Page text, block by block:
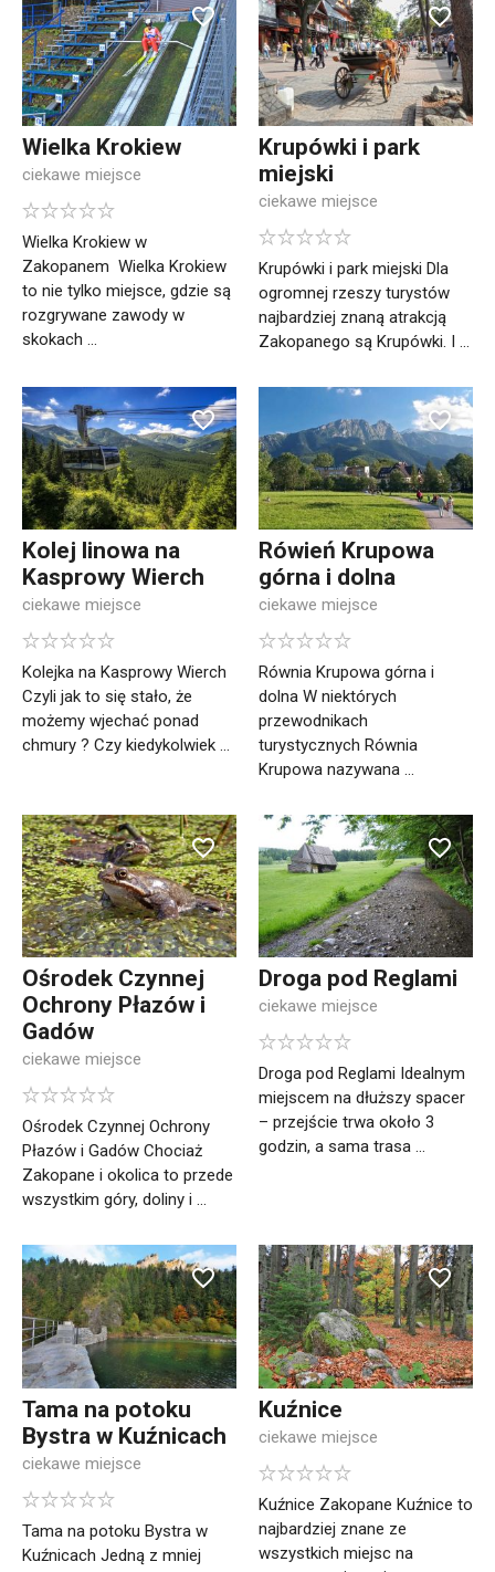
Wielka Krokiew
ciekawe miejsce
Wielka Krokiew w
Zakopanem Wielka Krokiew
to nie tylko miejsce, gdzie są
rozgrywane zawody w
skokach ...
Krupówki i park
miejski
ciekawe miejsce
Krupówki i park miejski Dla
ogromnej rzeszy turystów
najbardziej znaną atrakcją
Zakopanego są Krupówki. I ...
Kolej linowa na
Kasprowy Wierch
ciekawe miejsce
Kolejka na Kasprowy Wierch
Czyli jak to się stało, że
możemy wjechać ponad
chmury ? Czy kiedykolwiek ...
Rówień Krupowa
górna i dolna
ciekawe miejsce
Równia Krupowa górna i
dolna W niektórych
przewodnikach
turystycznych Równia
Krupowa nazywana ...
Ośrodek Czynnej
Ochrony Płazów i
Gadów
ciekawe miejsce
Ośrodek Czynnej Ochrony
Płazów i Gadów Chociaż
Zakopane i okolica to przede
wszystkim góry, doliny i ...
Droga pod Reglami
ciekawe miejsce
Droga pod Reglami Idealnym
miejscem na dłuższy spacer
– przejście trwa około 3
godzin, a sama trasa ...
Tama na potoku
Bystra w Kuźnicach
ciekawe miejsce
Tama na potoku Bystra w
Kuźnicach Jedną z mniej
Kuźnice
ciekawe miejsce
Kuźnice Zakopane Kuźnice to
najbardziej znane ze
wszystkich miejsc na